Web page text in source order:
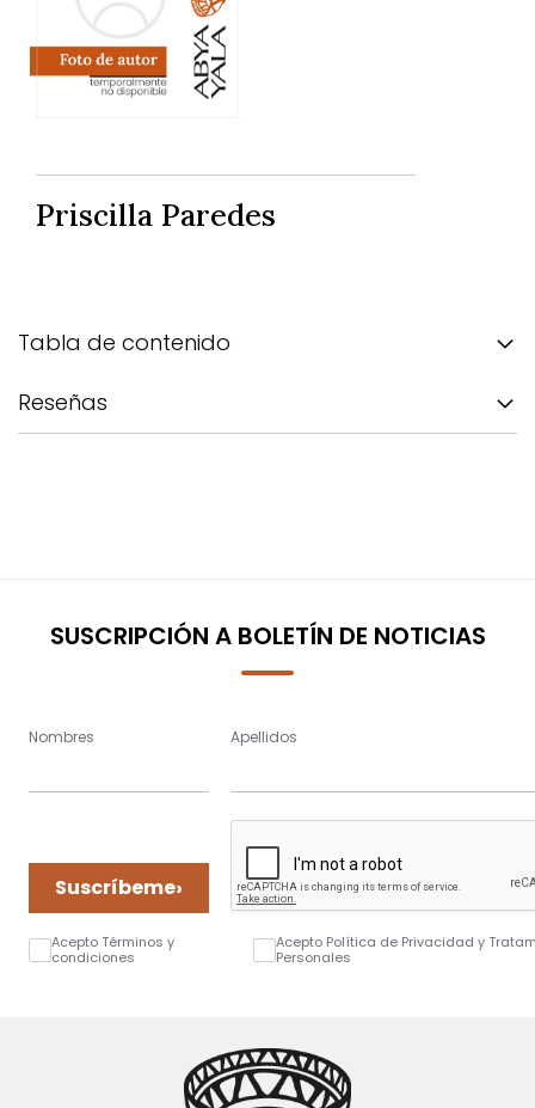
Priscilla Paredes
Tabla de contenido
Reseñas
SUSCRIPCIÓN A BOLETÍN DE NOTICIAS
Nombres Apellidos
Suscríbeme›
Acepto Términos y
condiciones
Acepto Política de Privacidad y
Personales